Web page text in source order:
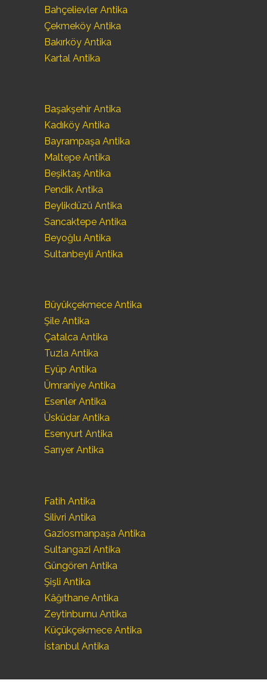
Bahçelievler Antika
Çekmeköy Antika
Bakırköy Antika
Kartal Antika
Başakşehir Antika
Kadıköy Antika
Bayrampaşa Antika
Maltepe Antika
Beşiktaş Antika
Pendik Antika
Beylikdüzü Antika
Sancaktepe Antika
Beyoğlu Antika
Sultanbeyli Antika
Büyükçekmece Antika
Şile Antika
Çatalca Antika
Tuzla Antika
Eyüp Antika
Ümraniye Antika
Esenler Antika
Üsküdar Antika
Esenyurt Antika
Sarıyer Antika
Fatih Antika
Silivri Antika
Gaziosmanpaşa Antika
Sultangazi Antika
Güngören Antika
Şişli Antika
Kâğıthane Antika
Zeytinburnu Antika
Küçükçekmece Antika
İstanbul Antika